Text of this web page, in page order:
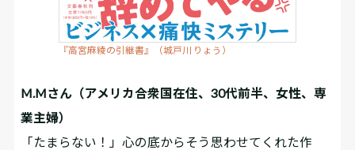
『高宮麻綾の引継書』（城戸川 りょう）
M.Mさん（アメリカ合衆国在住、30代前半、女性、専
業主婦）
「たまらない！」心の底からそう思わせてくれた作